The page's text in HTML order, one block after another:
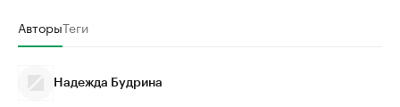
АвторыТеги
Надежда Будрина